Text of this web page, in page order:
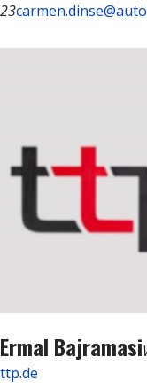
23
Ermal Bajramasi
ttp.de